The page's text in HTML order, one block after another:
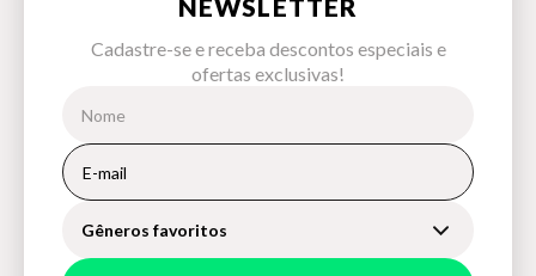
NEWSLETTER
Cadastre-se e receba descontos especiais e
ofertas exclusivas!
Gêneros favoritos